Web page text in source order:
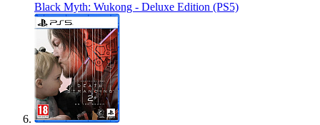
Black Myth: Wukong - Deluxe Edition (PS5)